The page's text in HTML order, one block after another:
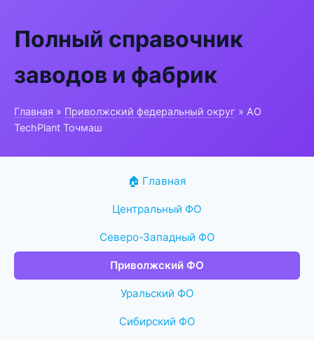
Полный справочник
заводов и фабрик
Главная » Приволжский федеральный округ » АО
TechPlant Точмаш
🏠 Главная
Центральный ФО
Северо-Западный ФО
Приволжский ФО
Уральский ФО
Сибирский ФО